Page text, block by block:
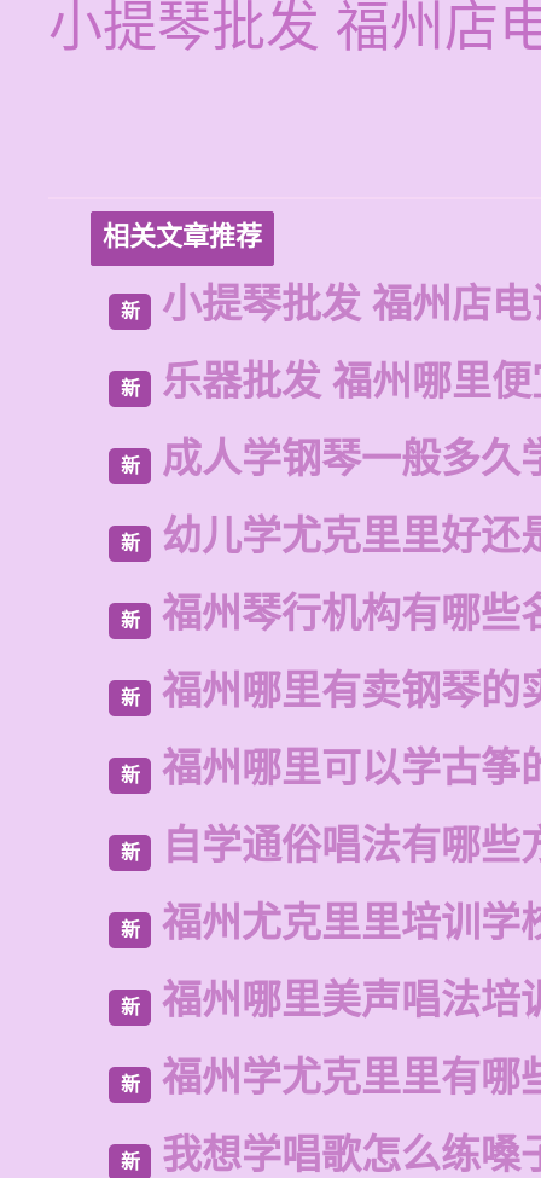
小提琴批发 福州店
相关文章推荐
新 小提琴批发 福州店
新 乐器批发 福州哪里
新 成人学钢琴一般多久
新 幼儿学尤克里里好还
新 福州琴行机构有哪些
新 福州哪里有卖钢琴的
新 福州哪里可以学古筝
新 自学通俗唱法有哪些
新 福州尤克里里培训学
新 福州哪里美声唱法培
新 福州学尤克里里有哪
新 我想学唱歌怎么练嗓